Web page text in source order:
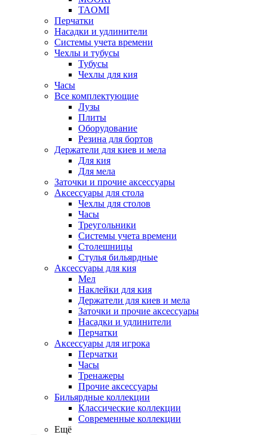
TAOMI
Перчатки
Насадки и удлинители
Системы учета времени
Чехлы и тубусы
Тубусы
Чехлы для кия
Часы
Все комплектующие
Лузы
Плиты
Оборудование
Резина для бортов
Держатели для киев и мела
Для кия
Для мела
Заточки и прочие аксессуары
Аксессуары для стола
Чехлы для столов
Часы
Треугольники
Системы учета времени
Столешницы
Стулья бильярдные
Аксессуары для кия
Мел
Наклейки для кия
Держатели для киев и мела
Заточки и прочие аксессуары
Насадки и удлинители
Перчатки
Аксессуары для игрока
Перчатки
Часы
Тренажеры
Прочие аксессуары
Бильярдные коллекции
Классические коллекции
Современные коллекции
Ещё